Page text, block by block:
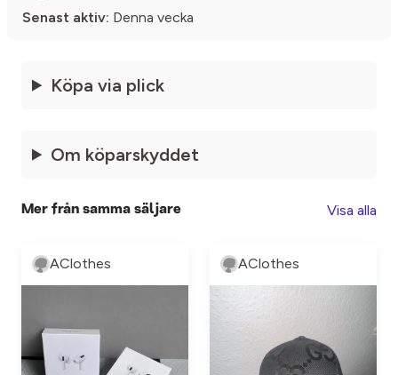
Senast aktiv: Denna vecka
Köpa via plick
Om köparskyddet
Mer från samma säljare Visa alla
AClothes AClothes